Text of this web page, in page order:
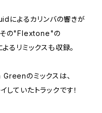
によるカリンバの響きが
その"Flextone"の
リミックスも収録。
のミックスは、
ていたトラックです！